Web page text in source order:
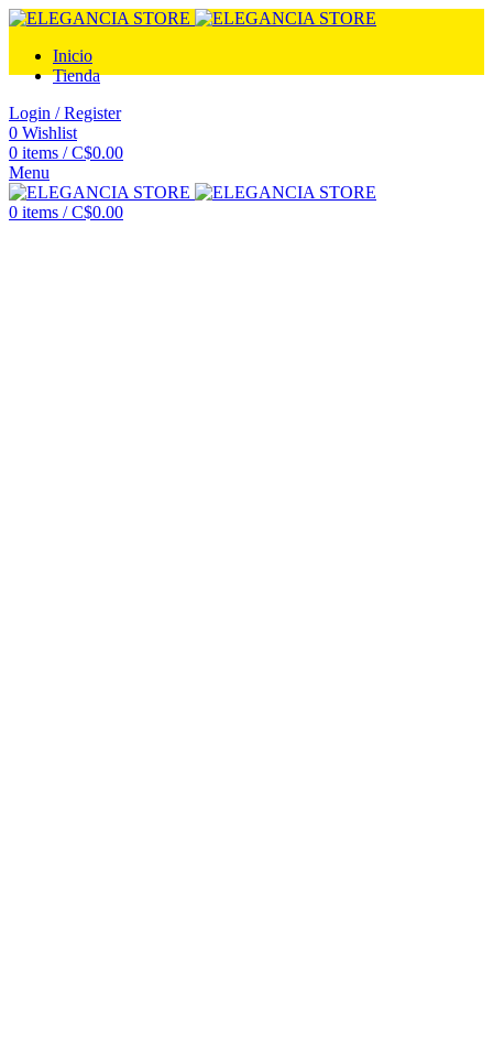
Inicio
Tienda
Login / Register
0 Wishlist
0 items / C$0.00
Menu
0 items / C$0.00